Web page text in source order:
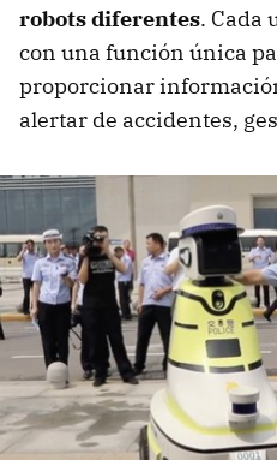
robots diferentes. Cada
con una función única
proporcionar
alertar de accidentes,